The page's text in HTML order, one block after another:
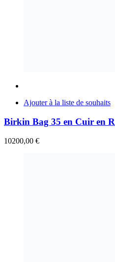
Ajouter à la liste de souhaits
Birkin Bag 35 en Cuir en
10200,00 €